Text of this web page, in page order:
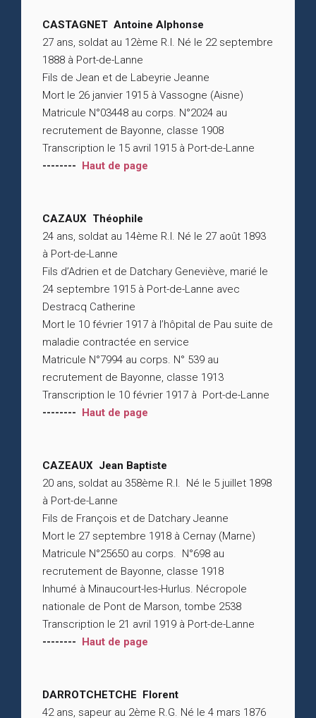
CASTAGNET Antoine Alphonse
27 ans, soldat au 12ème R.I. Né le 22 septembre
1888 à Port-de-Lanne
Fils de Jean et de Labeyrie Jeanne
Mort le 26 janvier 1915 à Vassogne (Aisne)
Matricule N°03448 au corps. N°2024 au
recrutement de Bayonne, classe 1908
Transcription le 15 avril 1915 à Port-de-Lanne
-------- Haut de page
CAZAUX Théophile
24 ans, soldat au 14ème R.I. Né le 27 août 1893
à Port-de-Lanne
Fils d’Adrien et de Datchary Geneviève, marié le
24 septembre 1915 à Port-de-Lanne avec
Destracq Catherine
Mort le 10 février 1917 à l’hôpital de Pau suite de
maladie contractée en service
Matricule N°7994 au corps. N° 539 au
recrutement de Bayonne, classe 1913
Transcription le 10 février 1917 à Port-de-Lanne
-------- Haut de page
CAZEAUX Jean Baptiste
20 ans, soldat au 358ème R.I. Né le 5 juillet 1898
à Port-de-Lanne
Fils de François et de Datchary Jeanne
Mort le 27 septembre 1918 à Cernay (Marne)
Matricule N°25650 au corps. N°698 au
recrutement de Bayonne, classe 1918
Inhumé à Minaucourt-les-Hurlus. Nécropole
nationale de Pont de Marson, tombe 2538
Transcription le 21 avril 1919 à Port-de-Lanne
-------- Haut de page
DARROTCHETCHE Florent
42 ans, sapeur au 2ème R.G. Né le 4 mars 1876